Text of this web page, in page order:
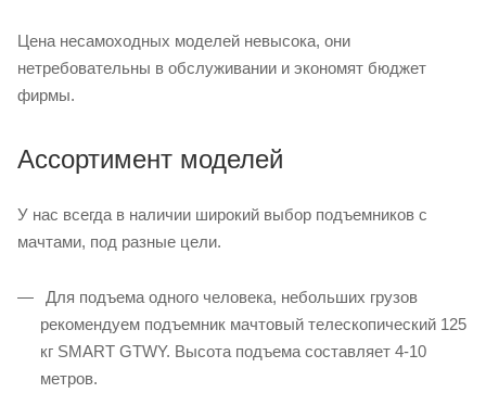
Цена несамоходных моделей невысока, они
нетребовательны в обслуживании и экономят бюджет
фирмы.
Ассортимент моделей
У нас всегда в наличии широкий выбор подъемников с
мачтами, под разные цели.
Для подъема одного человека, небольших грузов
рекомендуем подъемник мачтовый телескопический 125
кг SMART GTWY. Высота подъема составляет 4-10
метров.